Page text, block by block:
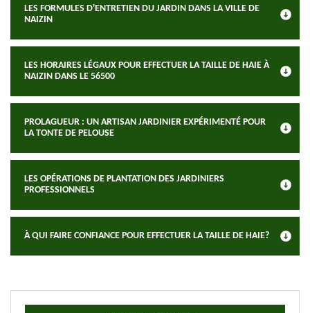
LES FORMULES D'ENTRETIEN DU JARDIN DANS LA VILLE DE
NAIZIN
LES HORAIRES LÉGAUX POUR EFFECTUER LA TAILLE DE HAIE À
NAIZIN DANS LE 56500
PROLAGUEUR : UN ARTISAN JARDINIER EXPÉRIMENTÉ POUR
LA TONTE DE PELOUSE
LES OPÉRATIONS DE PLANTATION DES JARDINIERS
PROFESSIONNELS
À QUI FAIRE CONFIANCE POUR EFFECTUER LA TAILLE DE HAIE?